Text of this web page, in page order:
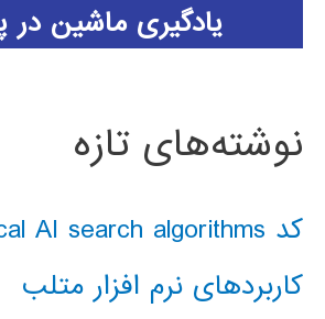
یادگیری ماشین در
نوشته‌های تازه
کد classical AI search algorithms
کاربردهای نرم افزار متلب